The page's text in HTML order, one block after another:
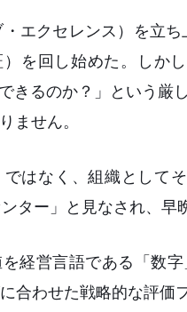
エクセレンス）を立
を回し始めた。しか
きるのか？」という
ません。
ではなく、組織とし
ター」と見なされ、早
経営言語である「数
合わせた戦略的な評